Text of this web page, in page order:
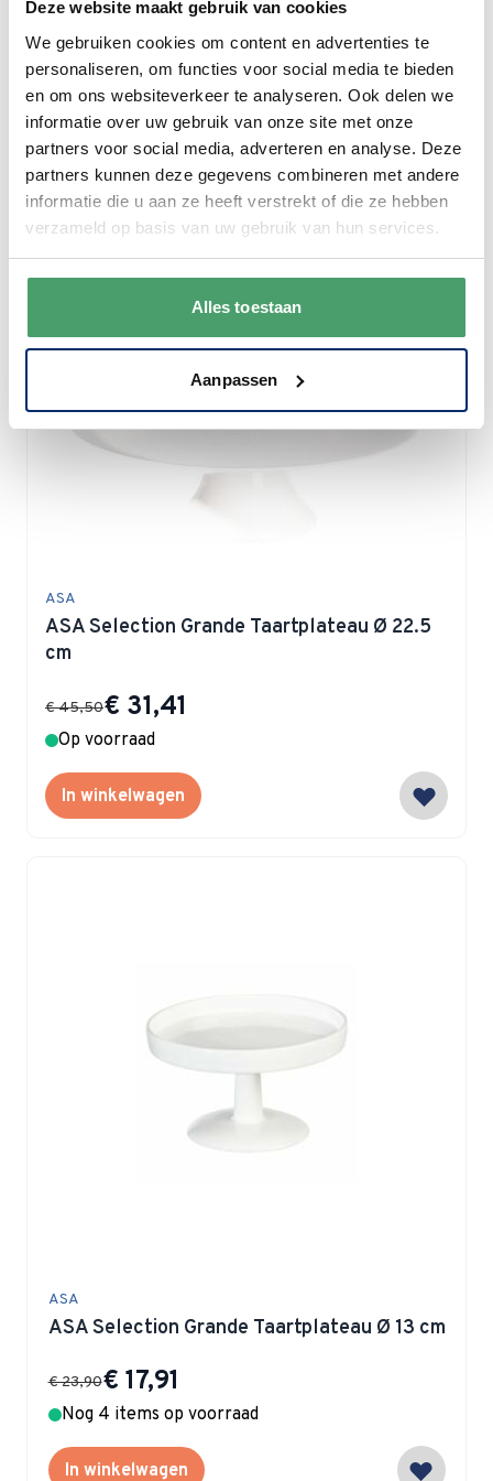
Deze website maakt gebruik van cookies
We gebruiken cookies om content en advertenties te
personaliseren, om functies voor social media te bieden
en om ons websiteverkeer te analyseren. Ook delen we
informatie over uw gebruik van onze site met onze
partners voor social media, adverteren en analyse. Deze
partners kunnen deze gegevens combineren met andere
informatie die u aan ze heeft verstrekt of die ze hebben
verzameld op basis van uw gebruik van hun services.
Alles toestaan
Aanpassen
€ 9,95
€ 11,90
Op voorraad
In winkelwagen
ASA
ASA Selection Grande Taartplateau Ø 22.5
cm
Special Price
€ 31,41
€ 45,50
Op voorraad
In winkelwagen
ASA
ASA Selection Grande Taartplateau Ø 13 cm
Special Price
€ 17,91
€ 23,90
Nog 4 items op voorraad
In winkelwagen